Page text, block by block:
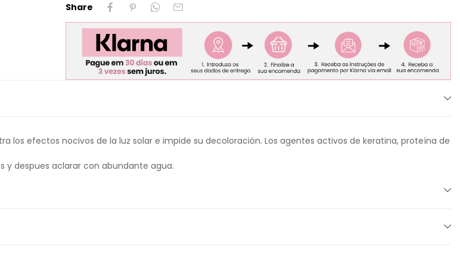
Share
los efectos nocivos de la luz solar e impide su decoloración. Los agentes activos de keratina, proteína de
y despues aclarar con abundante agua.